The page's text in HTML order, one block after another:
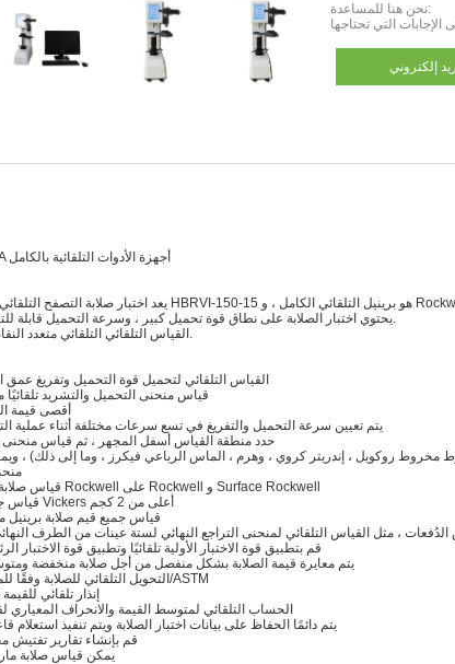
نحن هنا للمساعدة:
التي تحتاجها
إلكتروني
HBRVI-150-XYA أجهزة الأدوات التلقائية بالكامل
يحتوي اختبار الصلابة على نطاق قوة تحميل كبير ، وسرعة التحميل قابلة للتعديل في الأقسام.
القياس التلقائي التلقائي متعدد النقاط ، متعددة العينة.
1. القياس التلقائي لتحميل قوة التحميل وتفريغ عمق
2. قياس منحنى التحميل والتشريد
3. أقصى قيمة
4. يتم تعيين سرعة التحميل والتفريغ في تسع سرعات مختلفة أثناء عملية
5. حدد منطقة القياس أسفل المجهر ، ثم قياس منحنى
7. قياس صلابة جميع مقاييس Rockwell على Rockwell و Surface Rockwell
8. قياس جميع قيم صلابة Vickers أعلى من 2 كجم
9. قياس جميع قيم صلابة برينيل من 5-125
الدُفعات ، مثل القياس التلقائي لمنحنى التراجع النهائي لستة عينات من الطرف
11. قم بتطبيق قوة الاختبار الأولية تلقائيًا وتطبيق قوة الاختبار
12. يتم معايرة قيمة الصلابة بشكل منفصل من أجل صلابة منخفضة
13. التحويل التلقائي للصلابة وفقًا للمعيار الوطني/ASTM
14. إنذار تلقائي
15. الحساب التلقائي لمتوسط القيمة والانحراف المعياري
16. يتم دائمًا الحفاظ على بيانات اختبار الصلابة ويتم تنفيذ استعلام
17. قم بإنشاء تقارير تفتيش
18. يمكن قياس صلابة